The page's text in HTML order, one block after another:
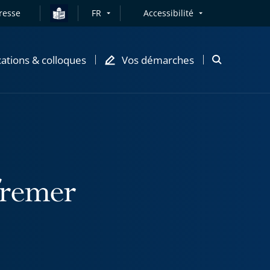
FR Accessibilité
& colloques Vos démarches
Ouvrir